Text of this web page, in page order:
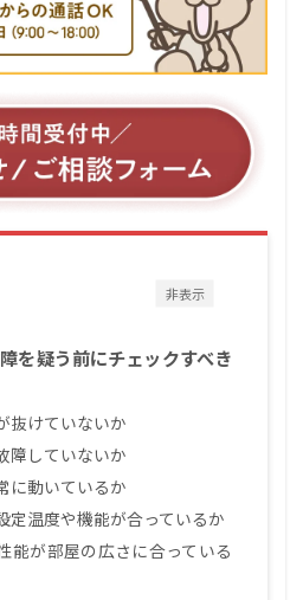
非表示
を疑う前にチェックすべき
抜けていないか
障していないか
に動いているか
定温度や機能が合っているか
能が部屋の広さに合っている